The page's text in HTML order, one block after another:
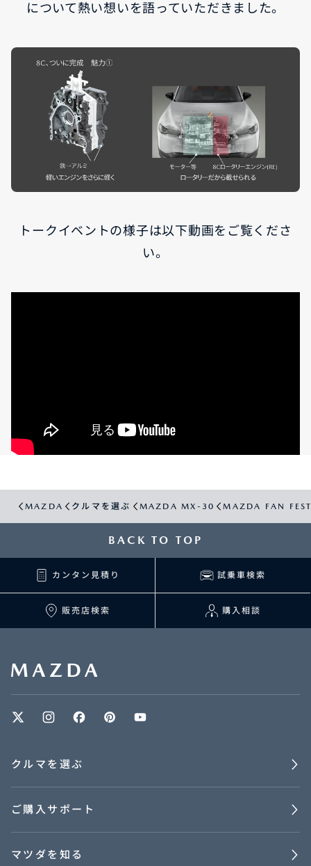
について熱い想いを語っていただきました。
トークイベントの様子は以下動画をご覧くださ
い。
MAZDA クルマを選ぶ MAZDA MX-30 MAZDA FAN
BACK TO TOP
カンタン見積り 試乗車検索
販売店検索 購入相談
クルマを選ぶ
ご購入サポート
マツダを知る